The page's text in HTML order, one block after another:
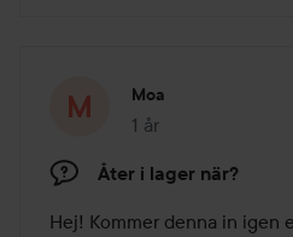
Moa
1 år
Inlägget skapades 1
Åter i lager när?
Hej! Kommer denna in igen